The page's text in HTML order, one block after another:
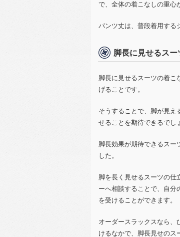
で、全体の着こなしの重心
パンツ丈は、普段着用する
脚長に見せるスー
脚長に見せるスーツの着こ
げることです。
そうすることで、脚が見え
せることを期待できるでし
脚長効果が期待できるスー
した。
脚を長く見せるスーツの仕
ーへ相談することで、自分
を受けることができます。
オーダースラックスなら、
けるなかで、脚長見せのス